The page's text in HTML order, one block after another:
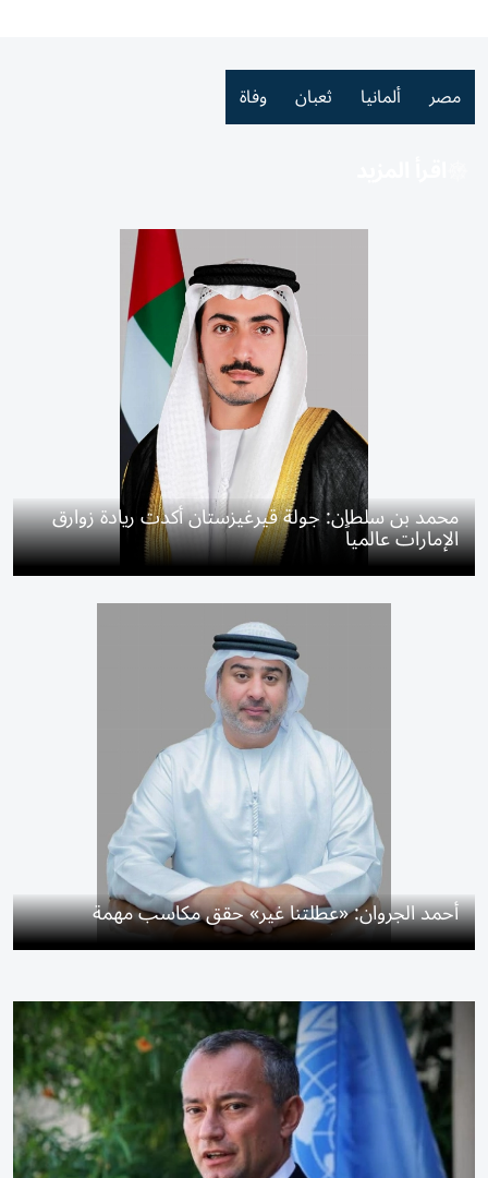
مصر ألمانيا ثعبان وفاة
محمد بن سلطان: جولة قيرغيزستان أكدت ريادة زوارق
الإمارات عالمياً
أحمد الجروان: «عطلتنا غير» حقق مكاسب مهمة